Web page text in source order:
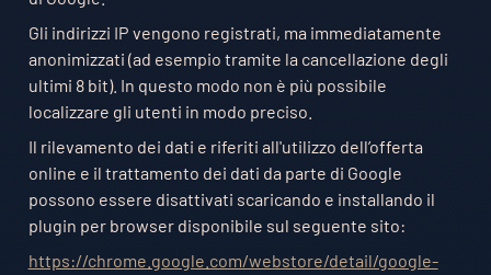
Gli indirizzi IP vengono registrati, ma immediatamente
anonimizzati (ad esempio tramite la cancellazione degli
ultimi 8 bit). In questo modo non è più possibile
localizzare gli utenti in modo preciso.
Il rilevamento dei dati e riferiti all'utilizzo dell’offerta
online e il trattamento dei dati da parte di Google
possono essere disattivati scaricando e installando il
plugin per browser disponibile sul seguente sito:
https://chrome.google.com/webstore/detail/google-